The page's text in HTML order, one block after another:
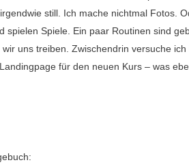
still. Ich mache nichtmal Fotos.
Spiele. Ein paar Routinen sind
uns treiben. Zwischendrin versuche
für den neuen Kurs – was